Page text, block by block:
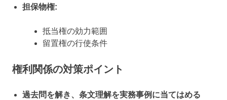
担保物権:
抵当権の効力範囲
留置権の行使条件
権利関係の対策ポイント
過去問を解き、条文理解を実務事例に当てはめる